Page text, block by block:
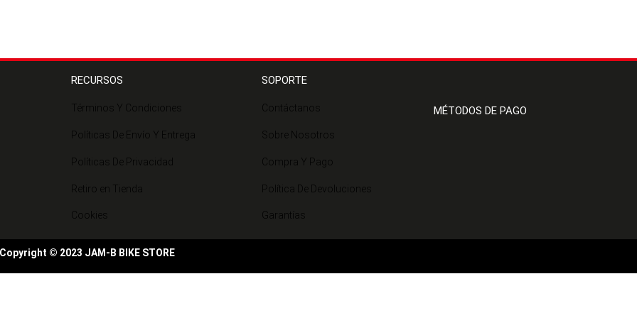
RECURSOS
Términos Y Condiciones
Políticas De Envío Y Entrega
Políticas De Privacidad
Retiro en Tienda
Cookies
SOPORTE
Contáctanos
Sobre Nosotros
Compra Y Pago
Política De Devoluciones
Garantías
MÉTODOS DE PAGO
© 2023 JAM-B BIKE STORE